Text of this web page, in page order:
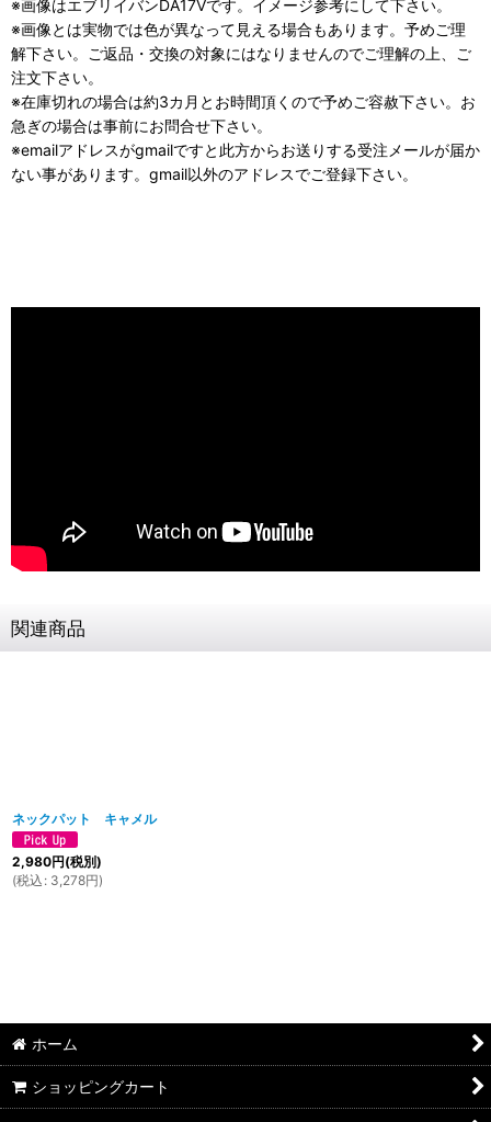
※画像はエブリイバンDA17Vです。イメージ参考にして下さい。
※画像とは実物では色が異なって見える場合もあります。予めご理
解下さい。ご返品・交換の対象にはなりませんのでご理解の上、ご
注文下さい。
※在庫切れの場合は約3カ月とお時間頂くので予めご容赦下さい。お
急ぎの場合は事前にお問合せ下さい。
※emailアドレスがgmailですと此方からお送りする受注メールが届か
ない事があります。gmail以外のアドレスでご登録下さい。
関連商品
ネックパット キャメル
2,980円(税別)
(税込 : 3,278円)
ホーム
ショッピングカート